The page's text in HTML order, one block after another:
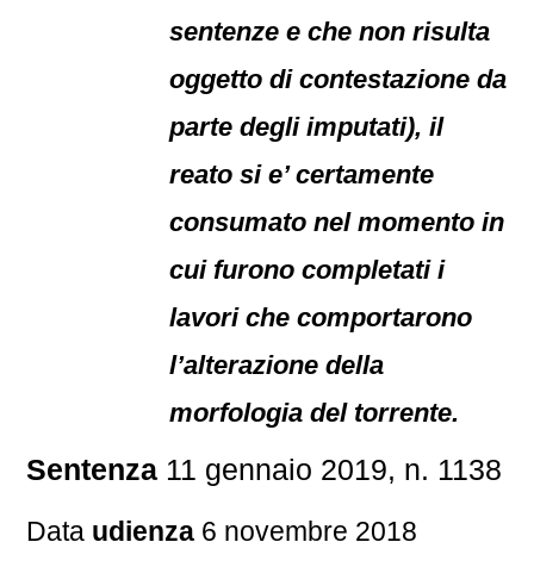
sentenze e che non risulta
oggetto di contestazione da
parte degli imputati), il
reato si e’ certamente
consumato nel momento in
cui furono completati i
lavori che comportarono
l’alterazione della
morfologia del torrente.
Sentenza 11 gennaio 2019, n. 1138
Data udienza 6 novembre 2018